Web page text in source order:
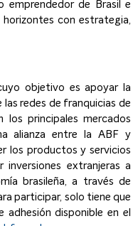
emprendedor de Brasil e
con estrategia,
objetivo es apoyar la
redes de franquicias de
los principales mercados
alianza entre la ABF y
los productos y servicios
inversiones extranjeras a
brasileña, a través de
participar, solo tiene que
adhesión disponible en el